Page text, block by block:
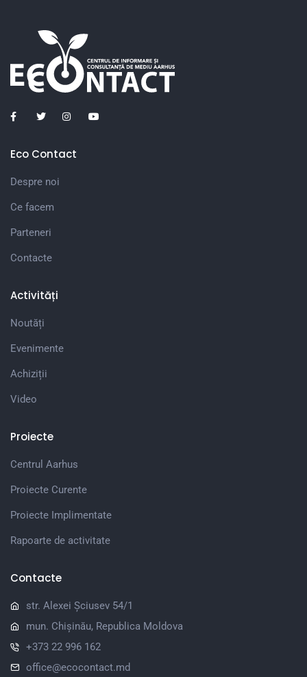
Eco Contact
Despre noi
Ce facem
Parteneri
Contacte
Activități
Noutăți
Evenimente
Achiziții
Video
Proiecte
Centrul Aarhus
Proiecte Curente
Proiecte Implimentate
Rapoarte de activitate
Contacte
str. Alexei Șciusev 54/1
mun. Chișinău, Republica Moldova
+373 22 996 162
office@ecocontact.md